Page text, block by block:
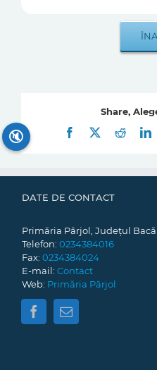
Share,
Facebook
Reddit
DATE DE CONTACT
Primăria Pârjol, Județul
Telefon: 0234384016
Fax: 0234384024
E-mail: Contact
Web: Primăria Pârjol
🔇